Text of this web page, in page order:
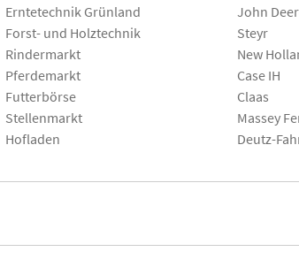
Erntetechnik Grünland
Forst- und Holztechnik
Rindermarkt
Pferdemarkt
Futterbörse
Stellenmarkt
Hofladen
John
Steyr
New
Case IH
Claas
Massey
Deutz-